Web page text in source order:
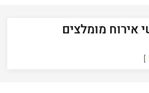
אירוח מומלצים